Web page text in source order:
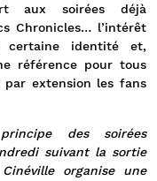
aux soirées déjà
Chronicles… l’intérêt
identité et,
référence pour tous
extension les fans
des soirées
suivant la sortie
organise une